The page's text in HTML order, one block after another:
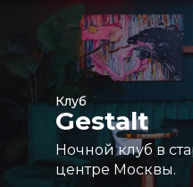
Клуб
Gestalt
Ночной клуб в
центре Москвы.